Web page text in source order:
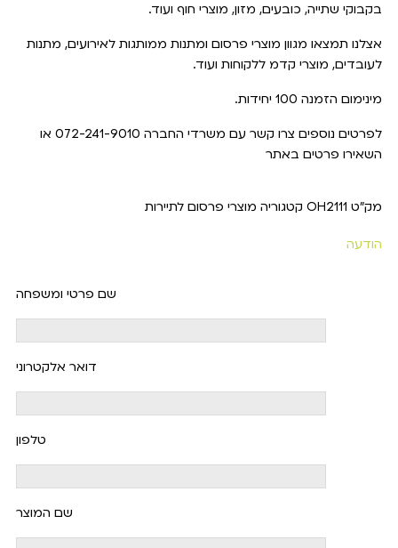
בקבוקי שתייה, כובעים, מזון, מוצרי חוף ועוד.
אצלנו תמצאו מגוון מוצרי פרסום ומתנות ממותגות לאירועים, מתנות
לעובדים, מוצרי קדמ ללקוחות ועוד.
מינימום הזמנה 100 יחידות.
לפרטים נוספים צרו קשר עם משרדי החברה 072-241-9010 או
השאירו פרטים באתר
מק"ט OH2111 קטגוריה מוצרי פרסום לתיירות
הודעה
שם פרטי ומשפחה
דואר אלקטרוני
טלפון
שם המוצר